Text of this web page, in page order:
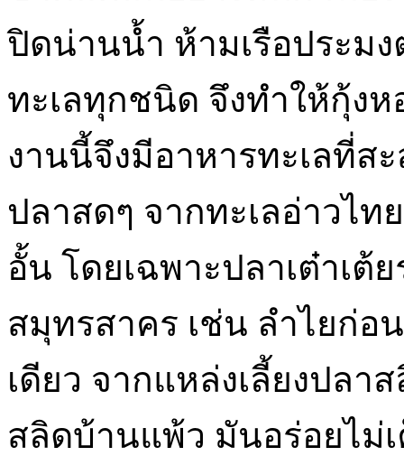
ปิดน่านน้ำ ห้ามเรือประม
ทะเลทุกชนิด จึงทำให้กุ้ง
งานนี้จึงมีอาหารทะเลที่ส
ปลาสดๆ จากทะเลอ่าวไ
อั้น โดยเฉพาะปลาเต๋าเ
สมุทรสาคร เช่น ลำไยก่
เดียว จากแหล่งเลี้ยงปล
สลิดบ้านแพ้ว มันอร่อยไม่